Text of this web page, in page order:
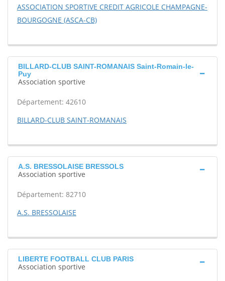
ASSOCIATION SPORTIVE CREDIT AGRICOLE CHAMPAGNE-
BOURGOGNE (ASCA-CB)
BILLARD-CLUB SAINT-ROMANAIS Saint-Romain-le-
Puy
Association sportive
Département: 42610
BILLARD-CLUB SAINT-ROMANAIS
A.S. BRESSOLAISE BRESSOLS
Association sportive
Département: 82710
A.S. BRESSOLAISE
LIBERTE FOOTBALL CLUB PARIS
Association sportive